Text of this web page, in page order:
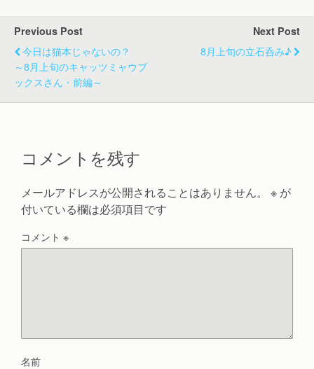
Previous Post
今日は猫本じゃないの？
～8月上旬のキャッツミャウブ
ックスさん・前編～
Next Post
8月上旬の立石呑み♪
コメントを残す
メールアドレスが公開されることはありません。 ※ が
付いている欄は必須項目です
コメント ※
名前